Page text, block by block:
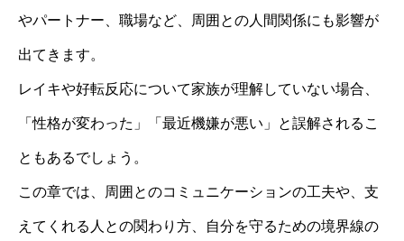
やパートナー、職場など、周囲との人間関係にも影響が
出てきます。
レイキや好転反応について家族が理解していない場合、
「性格が変わった」「最近機嫌が悪い」と誤解されるこ
ともあるでしょう。
この章では、周囲とのコミュニケーションの工夫や、支
えてくれる人との関わり方、自分を守るための境界線の